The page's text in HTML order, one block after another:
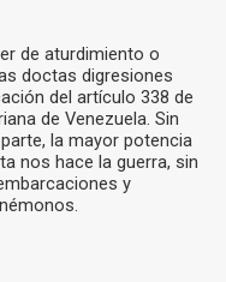
de aturdimiento o
doctas digresiones
del artículo 338 de
de Venezuela. Sin
la mayor potencia
nos hace la guerra, sin
y